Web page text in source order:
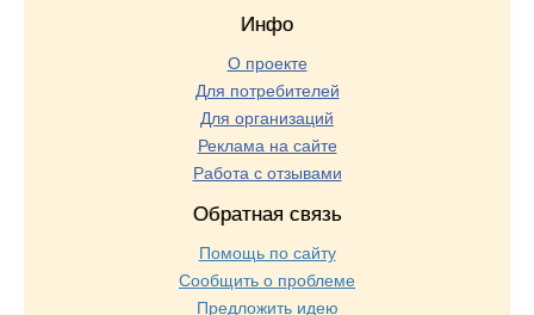
Инфо
О проекте
Для потребителей
Для организаций
Реклама на сайте
Работа с отзывами
Обратная связь
Помощь по сайту
Сообщить о проблеме
Предложить идею